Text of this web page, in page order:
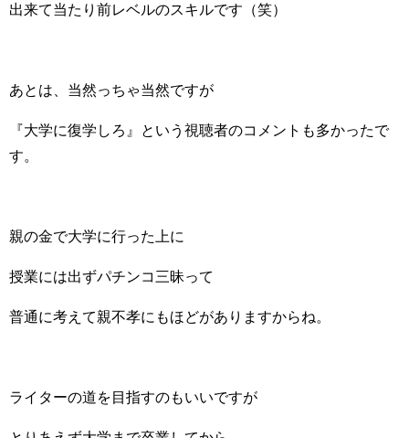
出来て当たり前レベルのスキルです（笑）
あとは、当然っちゃ当然ですが
『大学に復学しろ』という視聴者のコメントも多かったで
す。
親の金で大学に行った上に
授業には出ずパチンコ三昧って
普通に考えて親不孝にもほどがありますからね。
ライターの道を目指すのもいいですが